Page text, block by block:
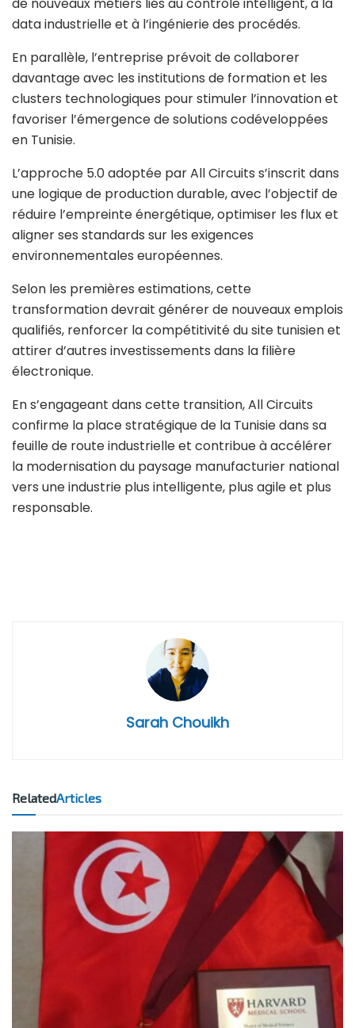
de nouveaux métiers liés au contrôle intelligent, à la
data industrielle et à l’ingénierie des procédés.
En parallèle, l’entreprise prévoit de collaborer
davantage avec les institutions de formation et les
clusters technologiques pour stimuler l’innovation et
favoriser l’émergence de solutions codéveloppées
en Tunisie.
L’approche 5.0 adoptée par All Circuits s’inscrit dans
une logique de production durable, avec l’objectif de
réduire l’empreinte énergétique, optimiser les flux et
aligner ses standards sur les exigences
environnementales européennes.
Selon les premières estimations, cette
transformation devrait générer de nouveaux emplois
qualifiés, renforcer la compétitivité du site tunisien et
attirer d’autres investissements dans la filière
électronique.
En s’engageant dans cette transition, All Circuits
confirme la place stratégique de la Tunisie dans sa
feuille de route industrielle et contribue à accélérer
la modernisation du paysage manufacturier national
vers une industrie plus intelligente, plus agile et plus
responsable.
Sarah Chouikh
RelatedArticles